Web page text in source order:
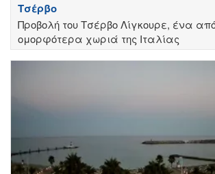
Τσέρβο
Προβολή του Τσέρβο Λίγκουρε, ένα
ομορφότερα χωριά της Ιταλίας